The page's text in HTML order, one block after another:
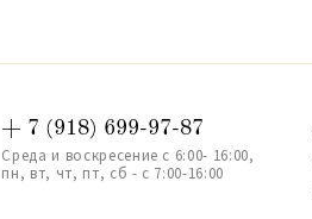
+ 7 (918) 699-97-87
Среда и воскресение с 6:00- 16:00,
пн, вт, чт, пт, сб - с 7:00-16:00